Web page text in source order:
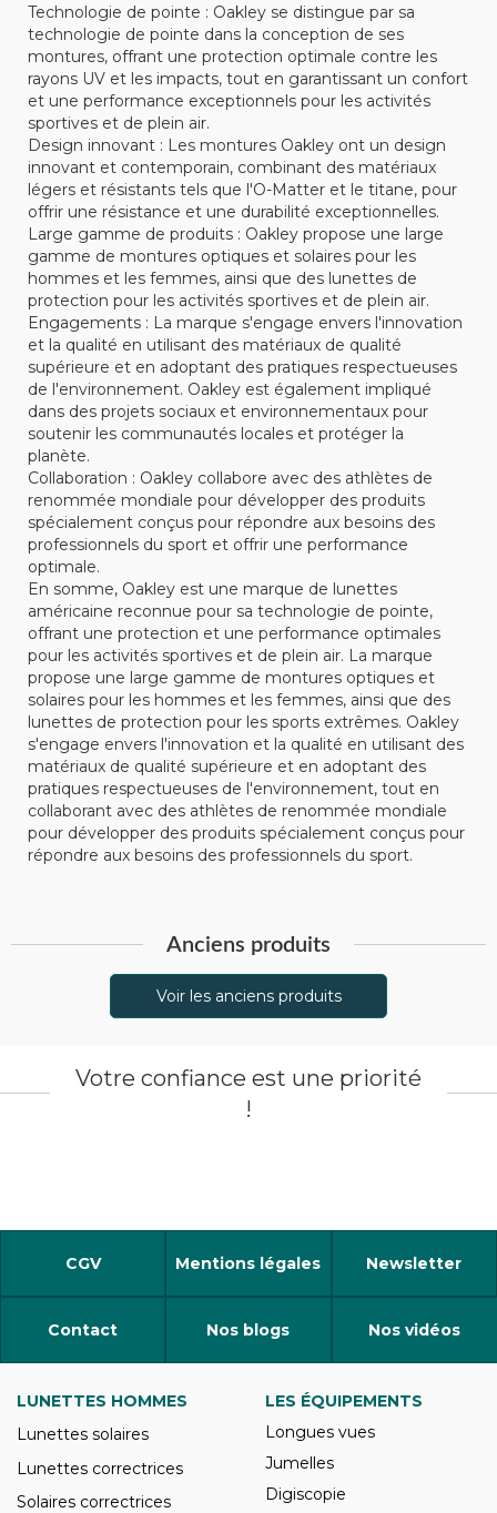
Technologie de pointe : Oakley se distingue par sa
technologie de pointe dans la conception de ses
montures, offrant une protection optimale contre les
rayons UV et les impacts, tout en garantissant un confort
et une performance exceptionnels pour les activités
sportives et de plein air.
Design innovant : Les montures Oakley ont un design
innovant et contemporain, combinant des matériaux
légers et résistants tels que l'O-Matter et le titane, pour
offrir une résistance et une durabilité exceptionnelles.
Large gamme de produits : Oakley propose une large
gamme de montures optiques et solaires pour les
hommes et les femmes, ainsi que des lunettes de
protection pour les activités sportives et de plein air.
Engagements : La marque s'engage envers l'innovation
et la qualité en utilisant des matériaux de qualité
supérieure et en adoptant des pratiques respectueuses
de l'environnement. Oakley est également impliqué
dans des projets sociaux et environnementaux pour
soutenir les communautés locales et protéger la
planète.
Collaboration : Oakley collabore avec des athlètes de
renommée mondiale pour développer des produits
spécialement conçus pour répondre aux besoins des
professionnels du sport et offrir une performance
optimale.
En somme, Oakley est une marque de lunettes
américaine reconnue pour sa technologie de pointe,
offrant une protection et une performance optimales
pour les activités sportives et de plein air. La marque
propose une large gamme de montures optiques et
solaires pour les hommes et les femmes, ainsi que des
lunettes de protection pour les sports extrêmes. Oakley
s'engage envers l'innovation et la qualité en utilisant des
matériaux de qualité supérieure et en adoptant des
pratiques respectueuses de l'environnement, tout en
collaborant avec des athlètes de renommée mondiale
pour développer des produits spécialement conçus pour
répondre aux besoins des professionnels du sport.
Anciens produits
Voir les anciens produits
Votre confiance est une priorité
!
CGV Mentions légales Newsletter
Contact Nos blogs Nos vidéos
LUNETTES HOMMES
Lunettes solaires
Lunettes correctrices
Solaires correctrices
LES ÉQUIPEMENTS
Longues vues
Jumelles
Digiscopie